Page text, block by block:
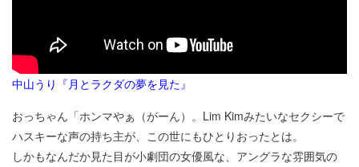
中山うり『月とラクダの夢を見た』
おっちゃん「ホンマやぁ（がーん）。Lim Kimみたいなセクシーで
ハスキーな声の持ち主が、この世にもひとりおったとは。
しかもなんだか見た目が小劇団の女優風な、アングラな雰囲気の